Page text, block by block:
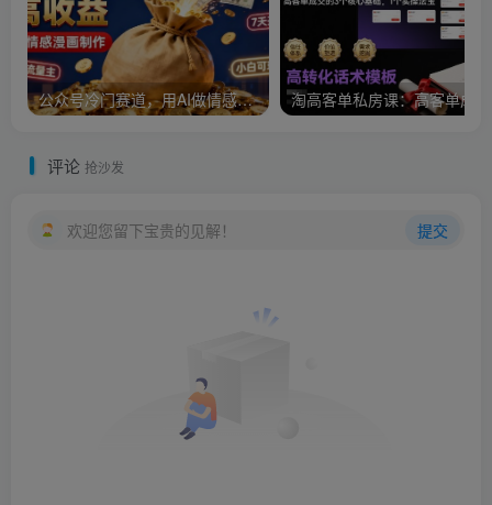
公众号冷门赛道，用AI做情感漫画，7天开通流量主，操作简单，小白可玩
评论 抢沙发
欢迎您留下宝贵的见解！ 提交